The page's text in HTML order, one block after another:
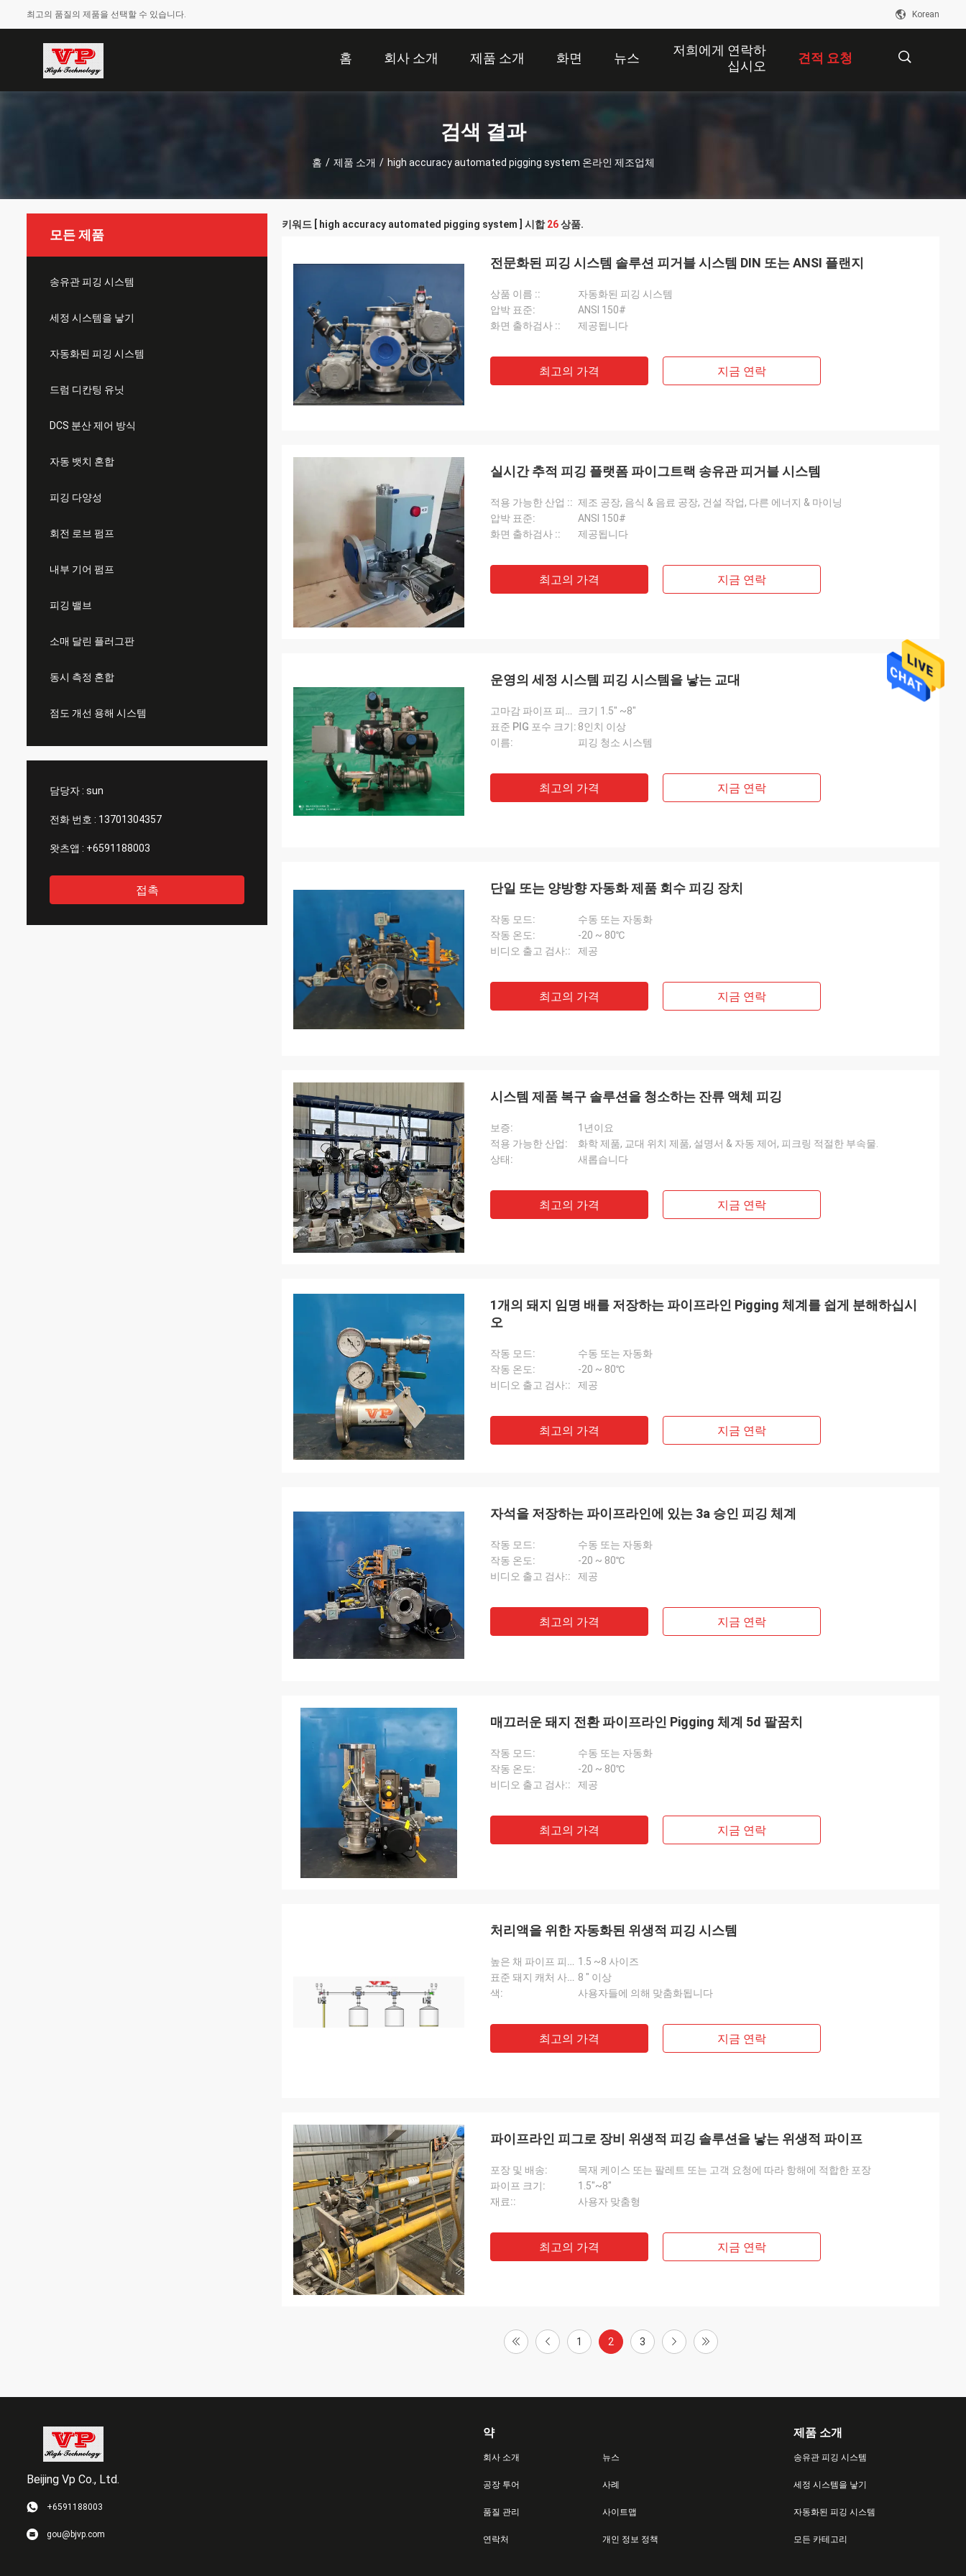
최고의 품질의 제품을 선택할 수 있습니다. Korean
홈 회사 소개 제품 소개 화면 뉴스
저희에게 연락하
십시오
견적 요청
검색 결과
홈 / 제품 소개 / high accuracy automated pigging system 온라인 제조업체
모든 제품
송유관 피깅 시스템
세정 시스템을 낳기
자동화된 피깅 시스템
드럼 디칸팅 유닛
DCS 분산 제어 방식
자동 뱃치 혼합
피깅 다양성
회전 로브 펌프
내부 기어 펌프
피깅 밸브
소매 달린 플러그판
동시 측정 혼합
점도 개선 용해 시스템
담당자 : sun
전화 번호 : 13701304357
왓츠앱 : +6591188003
접촉
키워드 [ high accuracy automated pigging system ] 시합26상품.
전문화된 피깅 시스템 솔루션 피거블 시스템 DIN 또는 ANSI 플랜지
상품 이름 ::
자동화된 피깅 시스템
압박 표준:
ANSI 150#
화면 출하검사 ::
제공됩니다
최고의 가격 지금 연락
실시간 추적 피깅 플랫폼 파이그트랙 송유관 피거블 시스템
적용 가능한 산업 :: 제조 공장, 음식 & 음료 공장, 건설 작업, 다른 에너지 & 마이닝
압박 표준:
ANSI 150#
화면 출하검사 ::
제공됩니다
최고의 가격 지금 연락
운영의 세정 시스템 피깅 시스템을 낳는 교대
고마감 파이프 피깅 시스템:
크기 1.5" ~8"
표준 PIG 포수 크기: 8인치 이상
이름:
피깅 청소 시스템
최고의 가격 지금 연락
단일 또는 양방향 자동화 제품 회수 피깅 장치
작동 모드:
수동 또는 자동화
작동 온도:
-20 ~ 80℃
비디오 출고 검사::
제공
최고의 가격 지금 연락
시스템 제품 복구 솔루션을 청소하는 잔류 액체 피깅
보증:
1년이요
적용 가능한 산업:
화학 제품, 교대 위치 제품, 설명서 & 자동 제어, 피크링 적절한 부속물.
상태:
새롭습니다
최고의 가격 지금 연락
1개의 돼지 임명 배를 저장하는 파이프라인 Pigging 체계를 쉽게 분해하십시
오
작동 모드:
수동 또는 자동화
작동 온도:
-20 ~ 80℃
비디오 출고 검사::
제공
최고의 가격 지금 연락
자석을 저장하는 파이프라인에 있는 3a 승인 피깅 체계
작동 모드:
수동 또는 자동화
작동 온도:
-20 ~ 80℃
비디오 출고 검사::
제공
최고의 가격 지금 연락
매끄러운 돼지 전환 파이프라인 Pigging 체계 5d 팔꿈치
작동 모드:
수동 또는 자동화
작동 온도:
-20 ~ 80℃
비디오 출고 검사::
제공
최고의 가격 지금 연락
처리액을 위한 자동화된 위생적 피깅 시스템
높은 채 파이프 피깅 시스템을 완성합니다: 1.5 ~8 사이즈
표준 돼지 캐처 사이즈: 8 " 이상
색:
사용자들에 의해 맞춤화됩니다
최고의 가격 지금 연락
파이프라인 피그로 장비 위생적 피깅 솔루션을 낳는 위생적 파이프
포장 및 배송:
목재 케이스 또는 팔레트 또는 고객 요청에 따라 항해에 적합한 포장
파이프 크기:
1.5"~8"
재료::
사용자 맞춤형
최고의 가격 지금 연락
1 2 3
Beijing Vp Co., Ltd.
+6591188003
gou@bjvp.com
약
회사 소개
공장 투어
품질 관리
연락처
뉴스
사례
사이트맵
개인 정보 정책
제품 소개
송유관 피깅 시스템
세정 시스템을 낳기
자동화된 피깅 시스템
모든 카테고리